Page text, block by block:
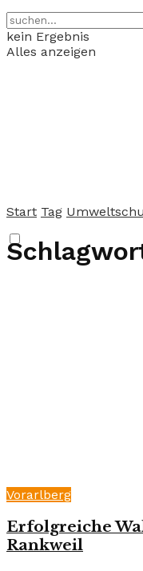
kein Ergebnis
Alles anzeigen
Start Tag
Vorarlberg
Erfolgreiche
Rankweil